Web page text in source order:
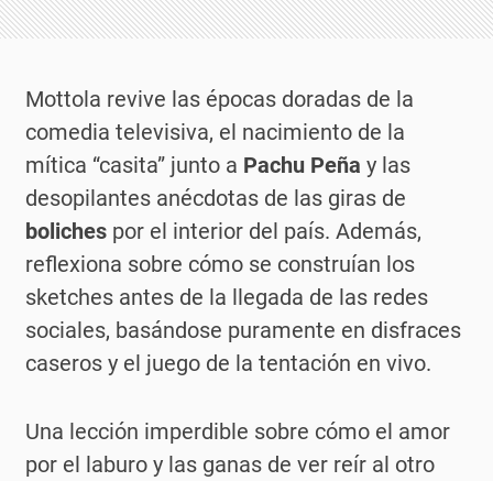
Mottola revive las épocas doradas de la
comedia televisiva, el nacimiento de la
mítica “casita” junto a Pachu Peña y las
desopilantes anécdotas de las giras de
boliches por el interior del país. Además,
reflexiona sobre cómo se construían los
sketches antes de la llegada de las redes
sociales, basándose puramente en disfraces
caseros y el juego de la tentación en vivo.
Una lección imperdible sobre cómo el amor
por el laburo y las ganas de ver reír al otro